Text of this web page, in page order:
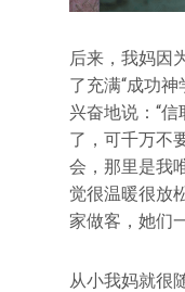
后来，我妈因
了充满“成功
兴奋地说：“
了，可千万不
会，那里是我
觉很温暖很放
家做客，她们
从小我妈就很